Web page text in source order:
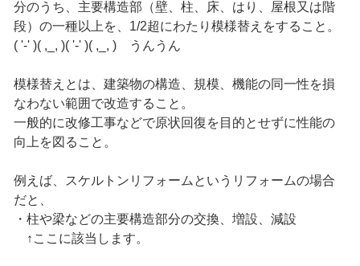
分のうち、主要構造部（壁、柱、床、はり、屋根又は階
段）の一種以上を、1/2超にわたり模様替えをすること。
( '-' )( ,_, )( '-' )( ,_, ) うんうん
模様替えとは、建築物の構造、規模、機能の同一性を損
なわない範囲で改造すること。
一般的に改修工事などで原状回復を目的とせずに性能の
向上を図ること。
例えば、スケルトンリフォームというリフォームの場合
だと、
・柱や梁などの主要構造部分の交換、増設、減設
↑ここに該当します。